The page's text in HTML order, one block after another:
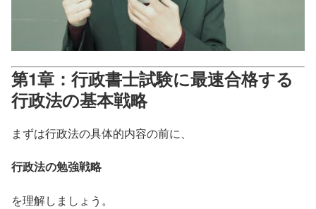
第1章：行政書士試験に最速合格する
行政法の基本戦略
まずは行政法の具体的内容の前に、
行政法の勉強戦略
を理解しましょう。